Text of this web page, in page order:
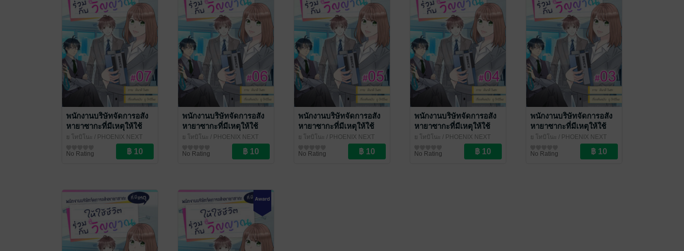
พนักงานบริษัทจัดการอสัง
หายาซากะที่มีเหตุให้ใช้
ชีวิตร่วมกับวิญญาณ ฉบับ
V-Scroll ตอนที่ 7
ยู โทบิโนะ / PHOENIX NEXT
No Rating
พนักงานบริษัทจัดการอสัง
หายาซากะที่มีเหตุให้ใช้
ชีวิตร่วมกับวิญญาณ ฉบับ
V-Scroll ตอนที่ 6
ยู โทบิโนะ / PHOENIX NEXT
No Rating
พนักงานบริษัทจัดการอสัง
หายาซากะที่มีเหตุให้ใช้
ชีวิตร่วมกับวิญญาณ ฉบับ
V-Scroll ตอนที่ 5
ยู โทบิโนะ / PHOENIX NEXT
No Rating
พนักงานบริษัทจัดการอสัง
หายาซากะที่มีเหตุให้ใช้
ชีวิตร่วมกับวิญญาณ ฉบับ
V-Scroll ตอนที่ 4
ยู โทบิโนะ / PHOENIX NEXT
No Rating
พนักงานบริษัทจัดการอสัง
หายาซากะที่มีเหตุให้ใช้
ชีวิตร่วมกับวิญญาณ ฉบับ
V-Scroll ตอนที่ 3
ยู โทบิโนะ / PHOENIX NEXT
No Rating